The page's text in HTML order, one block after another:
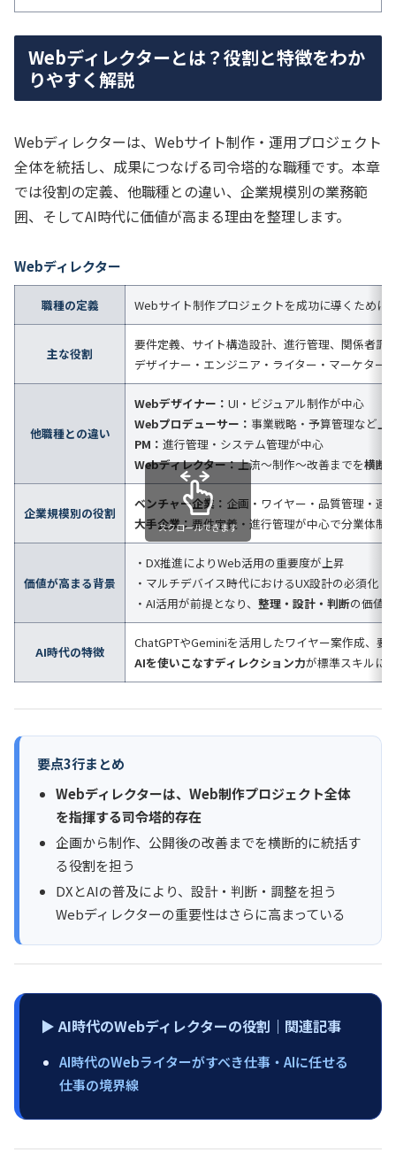
Webディレクターとは？役割と特徴をわか
りやすく解説
Webディレクターは、Webサイト制作・運用プロジェクト
全体を統括し、成果につなげる司令塔的な職種です。本章
では役割の定義、他職種との違い、企業規模別の業務範
囲、そしてAI時代に価値が高まる理由を整理します。
Webディレクター
職種の定義 Webサイト制作プロジェクトを成功に導くために
主な役割
要件定義、サイト構造設計、進行管理、関係者調
デザイナー・エンジニア・ライター・マーケター
他職種との違い
Webデザイナー： UI・ビジュアル制作が中心
Webプロデューサー： 事業戦略・予算管理など上
PM： 進行管理・システム管理が中心
Webディレクター：上流〜制作〜改善までを横断
企業規模別の役割
ベンチャー企業： 企画・ワイヤー・品質管理・運
大手企業：要件定義・進行管理が中心で分業体制
価値が高まる背景
・DX推進によりWeb活用の重要度が上昇
・マルチデバイス時代におけるUX設計の必須化
・AI活用が前提となり、 整理・設計・判断の価値
AI時代の特徴
ChatGPTやGeminiを活用したワイヤー案作成、要
AIを使いこなすディレクション力が標準スキルに
スクロールできます
要点3行まとめ
Webディレクターは、Web制作プロジェクト全体
を指揮する司令塔的存在
企画から制作、公開後の改善までを横断的に統括す
る役割を担う
DXとAIの普及により、設計・判断・調整を担う
Webディレクターの重要性はさらに高まっている
▶︎ AI時代のWebディレクターの役割｜関連記事
AI時代のWebライターがすべき仕事・AIに任せる
仕事の境界線